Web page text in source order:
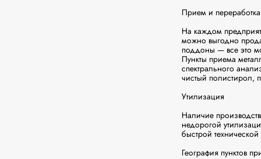
Прием и
На каждом
можно выгодно
поддоны — все это
Пункты приема
спектрального
чистый полистирол,
Утилизация
Наличие
недорогой
быстрой
География пунктов